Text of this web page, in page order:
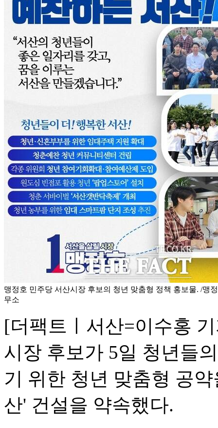
맹정호 민주당 서산시장 후보의 청년 맞춤형 정책 홍보물. /맹
무소
[더팩트ㅣ서산=이수홍
시장 후보가 5일 청년들
기 위한 청년 맞춤형 공
산' 건설을 약속했다.